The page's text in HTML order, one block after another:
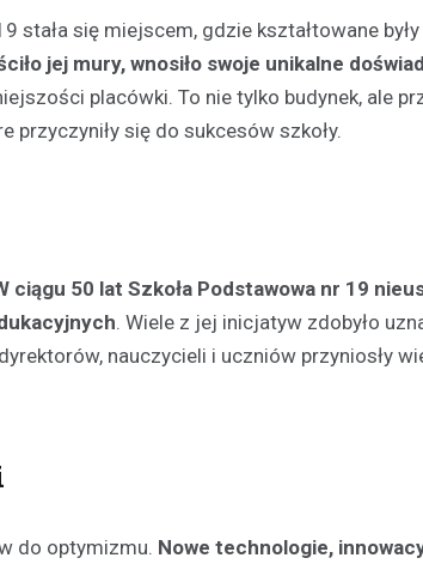
stała się miejscem, gdzie kształtowane
jej mury, wnosiło swoje unikalne
placówki. To nie tylko budynek, ale
się do sukcesów szkoły.
ciągu 50 lat Szkoła Podstawowa nr 19
. Wiele z jej inicjatyw zdobyło
nauczycieli i uczniów przyniosły
do optymizmu. Nowe technologie,
Festyny
Festyn rodzinny w
Moszczenicy mieli okazję
niezwykłym wydarzeniu,
sezon sportowy w UKS